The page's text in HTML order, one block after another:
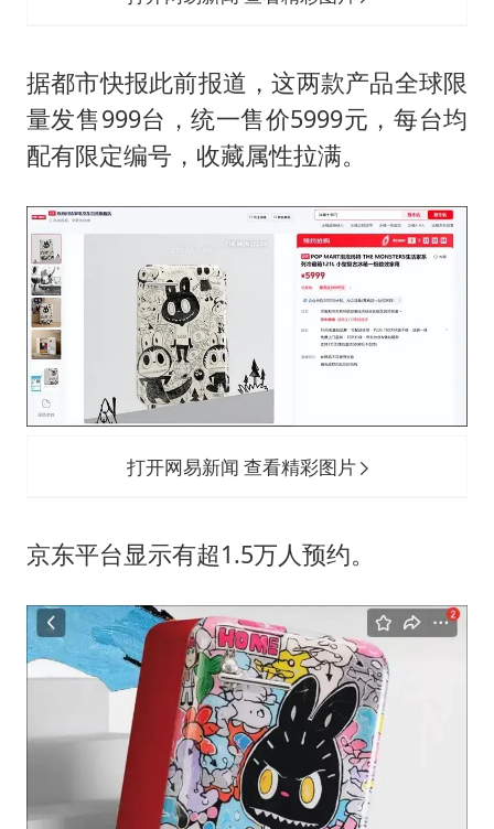
据都市快报此前报道，这两款产品全球限
量发售999台，统一售价5999元，每台均
配有限定编号，收藏属性拉满。
打开网易新闻 查看精彩图片
京东平台显示有超1.5万人预约。